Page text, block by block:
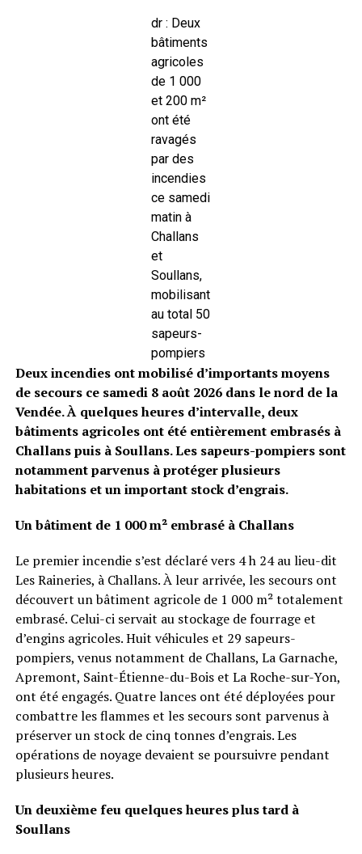
dr : Deux
bâtiments
agricoles
de 1 000
et 200 m²
ont été
ravagés
par des
incendies
ce samedi
matin à
Challans
et
Soullans,
mobilisant
au total 50
sapeurs-
pompiers
Deux incendies ont mobilisé d’importants moyens
de secours ce samedi 8 août 2026 dans le nord de la
Vendée. À quelques heures d’intervalle, deux
bâtiments agricoles ont été entièrement embrasés à
Challans puis à Soullans. Les sapeurs-pompiers sont
notamment parvenus à protéger plusieurs
habitations et un important stock d’engrais.
Un bâtiment de 1 000 m² embrasé à Challans
Le premier incendie s’est déclaré vers 4 h 24 au lieu-dit
Les Raineries, à Challans. À leur arrivée, les secours ont
découvert un bâtiment agricole de 1 000 m² totalement
embrasé. Celui-ci servait au stockage de fourrage et
d’engins agricoles. Huit véhicules et 29 sapeurs-
pompiers, venus notamment de Challans, La Garnache,
Apremont, Saint-Étienne-du-Bois et La Roche-sur-Yon,
ont été engagés. Quatre lances ont été déployées pour
combattre les flammes et les secours sont parvenus à
préserver un stock de cinq tonnes d’engrais. Les
opérations de noyage devaient se poursuivre pendant
plusieurs heures.
Un deuxième feu quelques heures plus tard à
Soullans